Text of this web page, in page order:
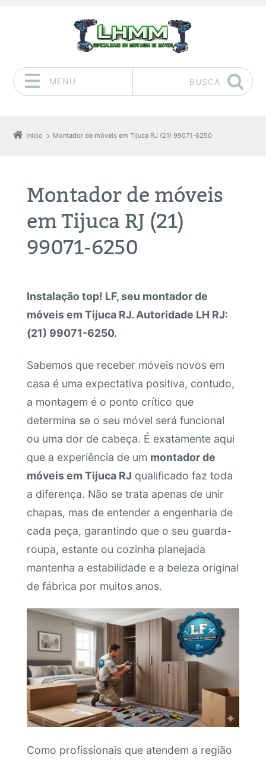
MENU BUSCA
Início Montador de móveis em Tijuca RJ (21) 99071-6250
Montador de móveis
em Tijuca RJ (21)
99071-6250
Instalação top! LF, seu montador de
móveis em Tijuca RJ. Autoridade LH RJ:
(21) 99071-6250.
Sabemos que receber móveis novos em
casa é uma expectativa positiva, contudo,
a montagem é o ponto crítico que
determina se o seu móvel será funcional
ou uma dor de cabeça. É exatamente aqui
que a experiência de um montador de
móveis em Tijuca RJ qualificado faz toda
a diferença. Não se trata apenas de unir
chapas, mas de entender a engenharia de
cada peça, garantindo que o seu guarda-
roupa, estante ou cozinha planejada
mantenha a estabilidade e a beleza original
de fábrica por muitos anos.
Como profissionais que atendem a região